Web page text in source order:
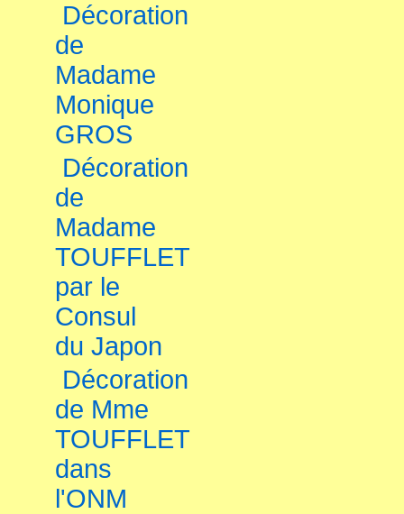
Décoration
de
Madame
Monique
GROS
Décoration
de
Madame
TOUFFLET
par le
Consul
du Japon
Décoration
de Mme
TOUFFLET
dans
l'ONM